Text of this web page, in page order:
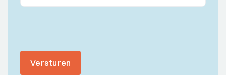
Versturen